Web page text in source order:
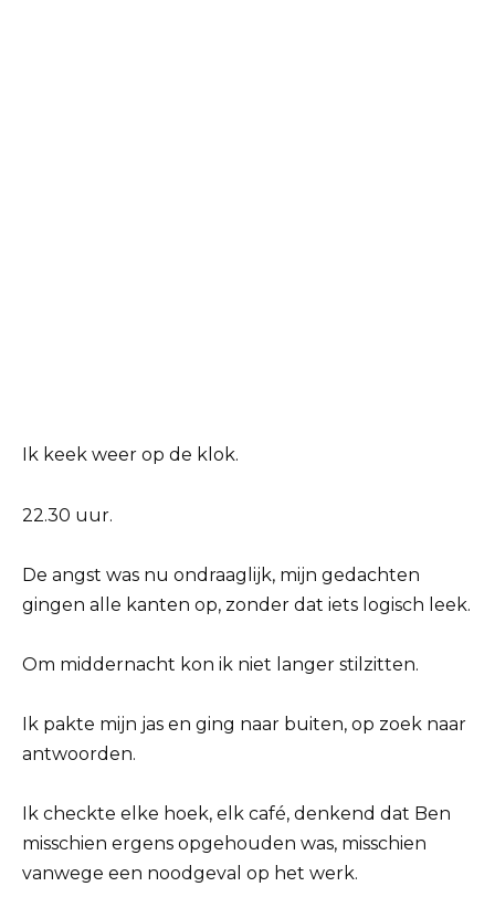
Ik keek weer op de klok.
22.30 uur.
De angst was nu ondraaglijk, mijn gedachten
gingen alle kanten op, zonder dat iets logisch leek.
Om middernacht kon ik niet langer stilzitten.
Ik pakte mijn jas en ging naar buiten, op zoek naar
antwoorden.
Ik checkte elke hoek, elk café, denkend dat Ben
misschien ergens opgehouden was, misschien
vanwege een noodgeval op het werk.